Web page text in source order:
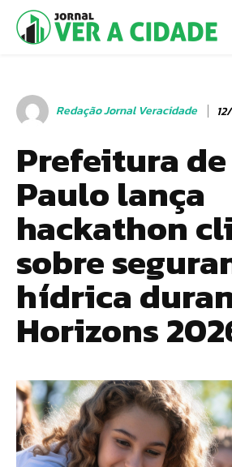
Redação Jornal Veracidade
Prefeitura de
Paulo lança
hackathon
sobre
hídrica
Horizons